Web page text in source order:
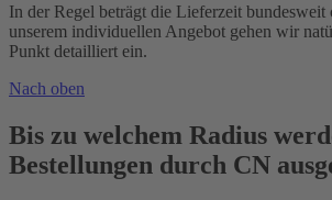
In der Regel beträgt die Lieferzeit bundesweit
unserem individuellen Angebot gehen wir
Punkt detailliert ein.
Nach oben
Bis zu welchem Radius
Bestellungen durch CN